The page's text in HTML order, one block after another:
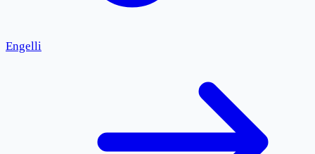
Engelli